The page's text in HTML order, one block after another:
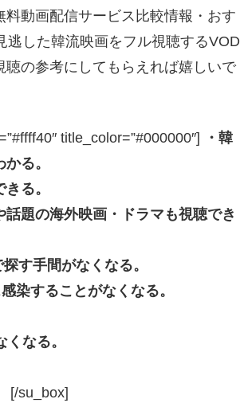
動画配信サービス比較情報・おす
した韓流映画をフル視聴するVOD
の参考にしてもらえれば嬉しいで
title_color=”#000000″]
・韓
る。
る。
題の海外映画・ドラマも視聴でき
す手間がなくなる。
染することがなくなる。
なる。
[/su_box]